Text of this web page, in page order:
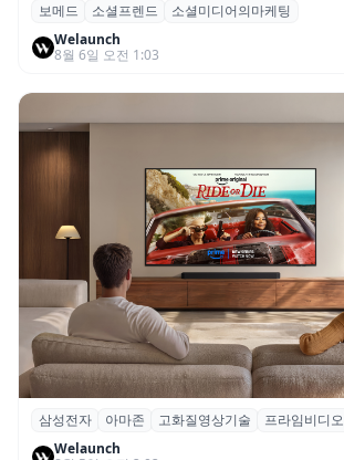
보메드 ‘소셜프렌드’, 유튜브·인
SNS 마케팅 통합 지원
보메드 소셜프렌드
소셜미디어의마케팅
Welaunch
8월 6일 오전 1:03
삼성전자·아마존, 프라임 비디오
삼성전자 아마존 고화질영상기술 프라임비디오
Welaunch